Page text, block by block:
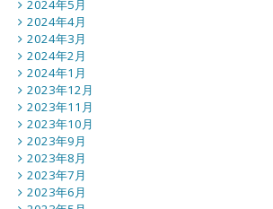
2024年5月
2024年4月
2024年3月
2024年2月
2024年1月
2023年12月
2023年11月
2023年10月
2023年9月
2023年8月
2023年7月
2023年6月